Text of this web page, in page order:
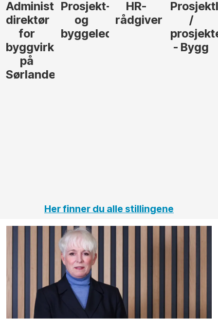
HR-
rådgiver
Prosjektleder
/
prosjekteringsleder
Vi
behøver
elektrofagfolk
Anlegg
søker
Elektro
Her finner du alle stillingene